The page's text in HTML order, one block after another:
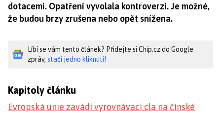
dotacemi. Opatření vyvolala kontroverzi. Je možné,
že budou brzy zrušena nebo opět snížena.
Líbí se vám tento článek? Přidejte si Chip.cz do Google
zpráv, stačí jedno kliknutí!
Kapitoly článku
Evropská unie zavádí vyrovnávací cla na čínské